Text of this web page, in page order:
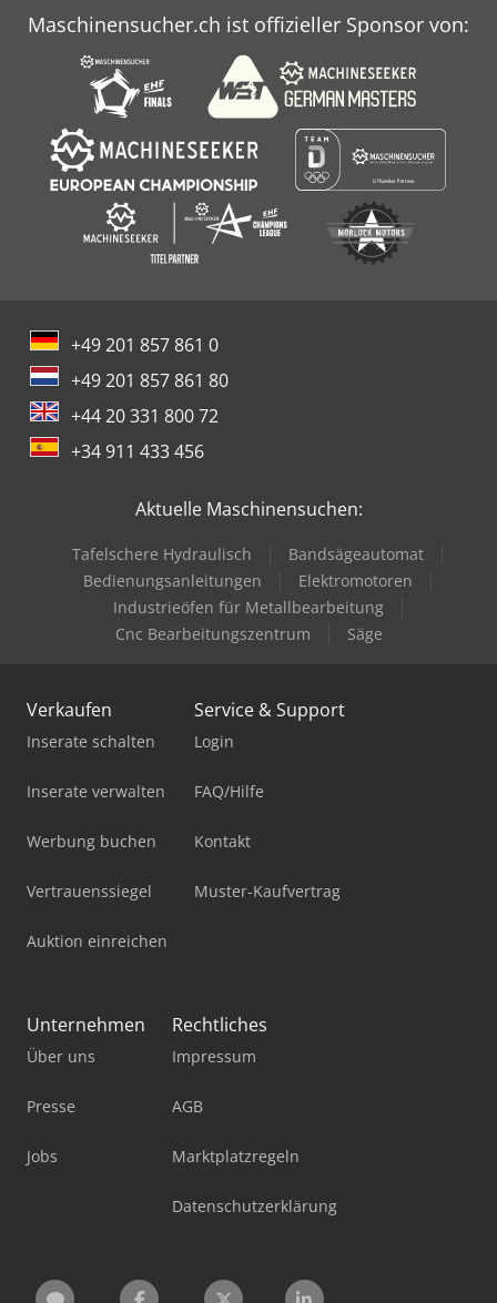
Maschinensucher.ch ist offizieller Sponsor von:
+49 201 857 861 0
+49 201 857 861 80
+44 20 331 800 72
+34 911 433 456
Aktuelle Maschinensuchen:
Tafelschere Hydraulisch
Bandsägeautomat
Bedienungsanleitungen
Elektromotoren
Industrieöfen für Metallbearbeitung
Cnc Bearbeitungszentrum
Säge
Verkaufen
Inserate schalten
Inserate verwalten
Werbung buchen
Vertrauenssiegel
Auktion einreichen
Service & Support
Login
FAQ/Hilfe
Kontakt
Muster-Kaufvertrag
Unternehmen
Über uns
Presse
Jobs
Rechtliches
Impressum
AGB
Marktplatzregeln
Datenschutzerklärung